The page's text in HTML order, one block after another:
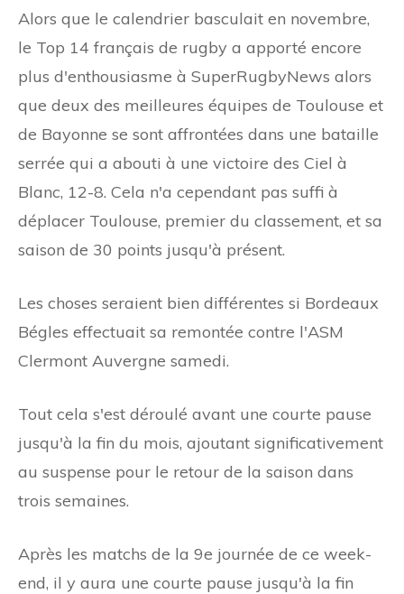
Alors que le calendrier basculait en novembre,
le Top 14 français de rugby a apporté encore
plus d'enthousiasme à SuperRugbyNews alors
que deux des meilleures équipes de Toulouse et
de Bayonne se sont affrontées dans une bataille
serrée qui a abouti à une victoire des Ciel à
Blanc, 12-8. Cela n'a cependant pas suffi à
déplacer Toulouse, premier du classement, et sa
saison de 30 points jusqu'à présent.
Les choses seraient bien différentes si Bordeaux
Bégles effectuait sa remontée contre l'ASM
Clermont Auvergne samedi.
Tout cela s'est déroulé avant une courte pause
jusqu'à la fin du mois, ajoutant significativement
au suspense pour le retour de la saison dans
trois semaines.
Après les matchs de la 9e journée de ce week-
end, il y aura une courte pause jusqu'à la fin